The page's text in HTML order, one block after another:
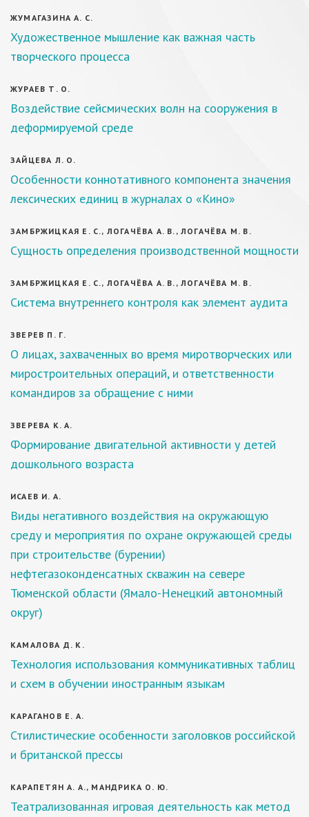
ЖУМАГАЗИНА А. С.
Художественное мышление как важная часть
творческого процесса
ЖУРАЕВ Т. О.
Воздействие сейсмических волн на сооружения в
деформируемой среде
ЗАЙЦЕВА Л. О.
Особенности коннотативного компонента значения
лексических единиц в журналах о «Кино»
ЗАМБРЖИЦКАЯ Е. С., ЛОГАЧЁВА А. В., ЛОГАЧЁВА М. В.
Сущность определения производственной мощности
ЗАМБРЖИЦКАЯ Е. С., ЛОГАЧЁВА А. В., ЛОГАЧЁВА М. В.
Система внутреннего контроля как элемент аудита
ЗВЕРЕВ П. Г.
О лицах, захваченных во время миротворческих или
миростроительных операций, и ответственности
командиров за обращение с ними
ЗВЕРЕВА К. А.
Формирование двигательной активности у детей
дошкольного возраста
ИСАЕВ И. А.
Виды негативного воздействия на окружающую
среду и мероприятия по охране окружающей среды
при строительстве (бурении)
нефтегазоконденсатных скважин на севере
Тюменской области (Ямало-Ненецкий автономный
округ)
КАМАЛОВА Д. К.
Технология использования коммуникативных таблиц
и схем в обучении иностранным языкам
КАРАГАНОВ Е. А.
Стилистические особенности заголовков российской
и британской прессы
КАРАПЕТЯН А. А., МАНДРИКА О. Ю.
Театрализованная игровая деятельность как метод